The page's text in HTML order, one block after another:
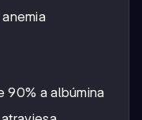
90% a albúmina